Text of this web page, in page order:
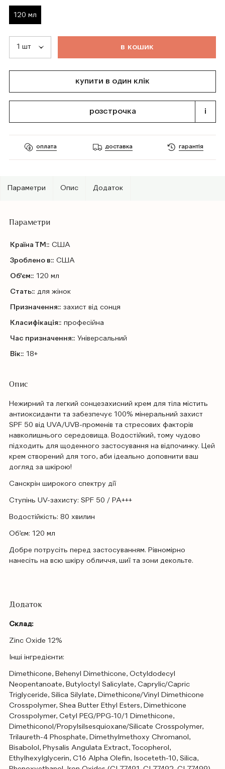
120 мл
в кошик
купити в один клік
розстрочка i
оплата доставка гарантія
Параметри Опис Додаток
Параметри
Країна ТМ:: США
Зроблено в:: США
Об'єм:: 120 мл
Стать:: для жінок
Призначення:: захист від сонця
Класифікація:: професійна
Час призначення:: Універсальний
Вік:: 18+
Опис
Нежирний та легкий сонцезахисний крем для тіла містить
антиоксиданти та забезпечує 100% мінеральний захист
SPF 50 від UVA/UVB-променів та стресових факторів
навколишнього середовища. Водостійкий, тому чудово
підходить для щоденного застосування на відпочинку. Цей
крем створений для того, аби ідеально доповнити ваш
догляд за шкірою!
Санскрін широкого спектру дії
Ступінь UV-захисту: SPF 50 / PA+++
Водостійкість: 80 хвилин
Об’єм: 120 мл
Добре потрусіть перед застосуванням. Рівномірно
нанесіть на всю шкіру обличчя, шиї та зони декольте.
Додаток
Склад:
Zinc Oxide 12%
Інші інгредієнти:
Dimethicone, Behenyl Dimethicone, Octyldodecyl
Neopentanoate, Butyloctyl Salicylate, Caprylic/Capric
Triglyceride, Silica Silylate, Dimethicone/Vinyl Dimethicone
Crosspolymer, Shea Butter Ethyl Esters, Dimethicone
Crosspolymer, Cetyl PEG/PPG-10/1 Dimethicone,
Dimethiconol/Propylsilsesquioxane/Silicate Crosspolymer,
Trilaureth-4 Phosphate, Dimethylmethoxy Chromanol,
Bisabolol, Physalis Angulata Extract, Tocopherol,
Ethylhexylglycerin, C16 Alpha Olefin, Isoceteth-10, Silica,